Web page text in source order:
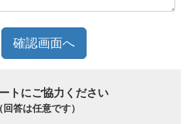
トにご協力ください
回答は任意です）